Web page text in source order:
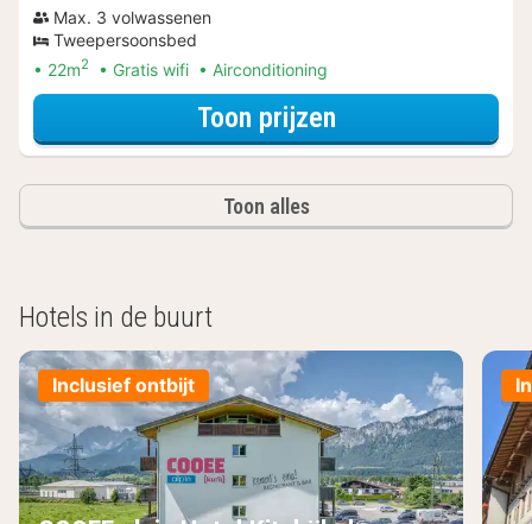
Max. 3 volwassenen
Tweepersoonsbed
22m2 Gratis wifi Airconditioning
Toon prijzenvoor Samen op
Toon alles
Hotels in de buurt
Inclusief ontbijt